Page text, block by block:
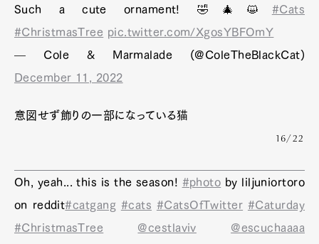
Such a cute ornament! 🤣🎄😺 #Cats
#ChristmasTree pic.twitter.com/XgosYBFOmY
— Cole & Marmalade (@ColeTheBlackCat)
December 11, 2022
意図せず飾りの一部になっている猫
16/22
Oh, yeah... this is the season! #photo by liljuniortoro
on reddit#catgang #cats #CatsOfTwitter #Caturday
#ChristmasTree
@cestlaviv
@escuchaaaa